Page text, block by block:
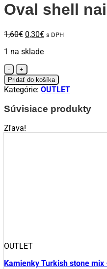
Oval shell
1,60€ Pôvodná
bola:
1,60€.
0,30€Aktuálna
s DPH
1 na sklade
množstvo
Oval
shell
nail
art
PURPLE
Pridať do košíka
Kategórie: OUTLET
Súvisiace produkty
Zľava!
OUTLET
Kamienky Turkish stone